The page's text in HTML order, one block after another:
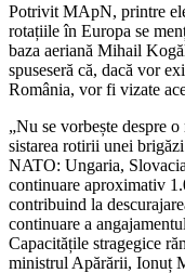
Potrivit MApN, printre
rotațiile în Europa se
baza aeriană Mihail
spuseseră că, dacă vor
România, vor fi vizate
„Nu se vorbește despre
sistarea rotirii unei
NATO: Ungaria,
continuare aproximativ
contribuind la
continuare a
Capacitățile stragegice
ministrul Apărării, Ionuț